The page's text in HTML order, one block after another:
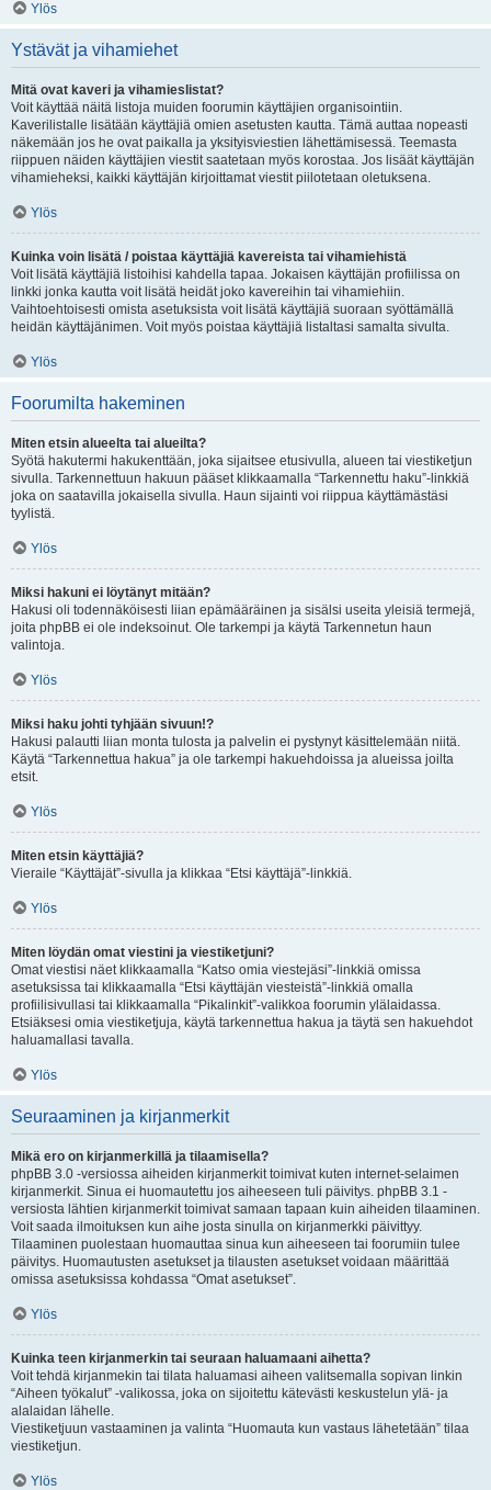
Ylös
Ystävät ja vihamiehet
Mitä ovat kaveri ja vihamieslistat?
Voit käyttää näitä listoja muiden foorumin käyttäjien organisointiin.
Kaverilistalle lisätään käyttäjiä omien asetusten kautta. Tämä auttaa nopeasti
näkemään jos he ovat paikalla ja yksityisviestien lähettämisessä. Teemasta
riippuen näiden käyttäjien viestit saatetaan myös korostaa. Jos lisäät käyttäjän
vihamieheksi, kaikki käyttäjän kirjoittamat viestit piilotetaan oletuksena.
Ylös
Kuinka voin lisätä / poistaa käyttäjiä kavereista tai vihamiehistä
Voit lisätä käyttäjiä listoihisi kahdella tapaa. Jokaisen käyttäjän profiilissa on
linkki jonka kautta voit lisätä heidät joko kavereihin tai vihamiehiin.
Vaihtoehtoisesti omista asetuksista voit lisätä käyttäjiä suoraan syöttämällä
heidän käyttäjänimen. Voit myös poistaa käyttäjiä listaltasi samalta sivulta.
Ylös
Foorumilta hakeminen
Miten etsin alueelta tai alueilta?
Syötä hakutermi hakukenttään, joka sijaitsee etusivulla, alueen tai viestiketjun
sivulla. Tarkennettuun hakuun pääset klikkaamalla “Tarkennettu haku”-linkkiä
joka on saatavilla jokaisella sivulla. Haun sijainti voi riippua käyttämästäsi
tyylistä.
Ylös
Miksi hakuni ei löytänyt mitään?
Hakusi oli todennäköisesti liian epämääräinen ja sisälsi useita yleisiä termejä,
joita phpBB ei ole indeksoinut. Ole tarkempi ja käytä Tarkennetun haun
valintoja.
Ylös
Miksi haku johti tyhjään sivuun!?
Hakusi palautti liian monta tulosta ja palvelin ei pystynyt käsittelemään niitä.
Käytä “Tarkennettua hakua” ja ole tarkempi hakuehdoissa ja alueissa joilta
etsit.
Ylös
Miten etsin käyttäjiä?
Vieraile “Käyttäjät”-sivulla ja klikkaa “Etsi käyttäjä”-linkkiä.
Ylös
Miten löydän omat viestini ja viestiketjuni?
Omat viestisi näet klikkaamalla “Katso omia viestejäsi”-linkkiä omissa
asetuksissa tai klikkaamalla “Etsi käyttäjän viesteistä”-linkkiä omalla
profiilisivullasi tai klikkaamalla “Pikalinkit”-valikkoa foorumin ylälaidassa.
Etsiäksesi omia viestiketjuja, käytä tarkennettua hakua ja täytä sen hakuehdot
haluamallasi tavalla.
Ylös
Seuraaminen ja kirjanmerkit
Mikä ero on kirjanmerkillä ja tilaamisella?
phpBB 3.0 -versiossa aiheiden kirjanmerkit toimivat kuten internet-selaimen
kirjanmerkit. Sinua ei huomautettu jos aiheeseen tuli päivitys. phpBB 3.1 -
versiosta lähtien kirjanmerkit toimivat samaan tapaan kuin aiheiden tilaaminen.
Voit saada ilmoituksen kun aihe josta sinulla on kirjanmerkki päivittyy.
Tilaaminen puolestaan huomauttaa sinua kun aiheeseen tai foorumiin tulee
päivitys. Huomautusten asetukset ja tilausten asetukset voidaan määrittää
omissa asetuksissa kohdassa “Omat asetukset”.
Ylös
Kuinka teen kirjanmerkin tai seuraan haluamaani aihetta?
Voit tehdä kirjanmekin tai tilata haluamasi aiheen valitsemalla sopivan linkin
“Aiheen työkalut” -valikossa, joka on sijoitettu kätevästi keskustelun ylä- ja
alalaidan lähelle.
Viestiketjuun vastaaminen ja valinta “Huomauta kun vastaus lähetetään” tilaa
viestiketjun.
Ylös